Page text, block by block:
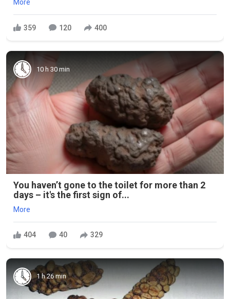
More
359 120 400
10 h 30 min
You haven’t gone to the toilet for more than 2
days – it's the first sign of...
More
404 40 329
1 h 26 min